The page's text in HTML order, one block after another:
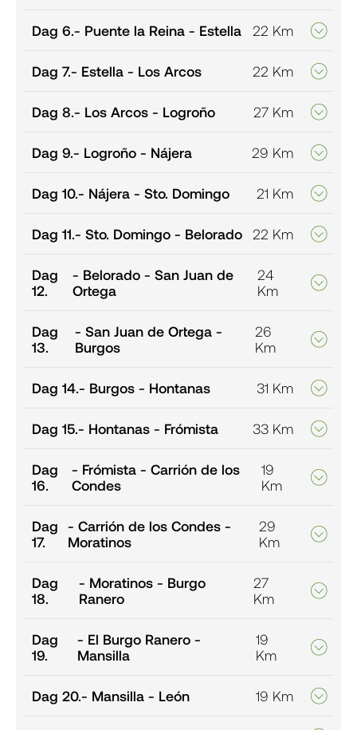
Dag 6.- Puente la Reina - Estella 22 Km
Dag 7.- Estella - Los Arcos 22 Km
Dag 8.- Los Arcos - Logroño 27 Km
Dag 9.- Logroño - Nájera 29 Km
Dag 10.- Nájera - Sto. Domingo 21 Km
Dag 11.- Sto. Domingo - Belorado 22 Km
Dag
12.
- Belorado - San Juan de
Ortega
24
Km
Dag
13.
- San Juan de Ortega -
Burgos
26
Km
Dag 14.- Burgos - Hontanas 31 Km
Dag 15.- Hontanas - Frómista 33 Km
Dag
16.
- Frómista - Carrión de los
Condes
19
Km
Dag
17.
- Carrión de los Condes -
Moratinos
29
Km
Dag
18.
- Moratinos - Burgo
Ranero
27
Km
Dag
19.
- El Burgo Ranero -
Mansilla
19
Km
Dag 20.- Mansilla - León 19 Km